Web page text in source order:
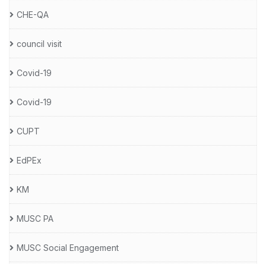
CHE-QA
council visit
Covid-19
Covid-19
CUPT
EdPEx
KM
MUSC PA
MUSC Social Engagement